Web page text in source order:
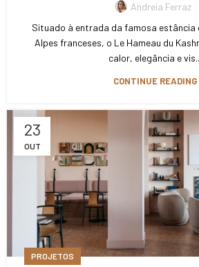
Andreia Ferraz
Situado à entrada da famosa estância
Alpes franceses, o Le Hameau du
calor, elegância e
CONTINUE READING
23
OUT
PROJETOS